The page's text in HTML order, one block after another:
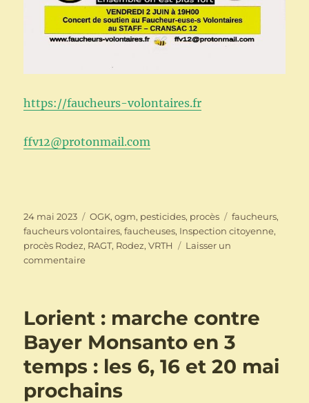
https://faucheurs-volontaires.fr
ffv12@protonmail.com
Publié
le
24 mai 2023 Catégories
OGK,ogm, pesticides, procès Étiquettes
faucheurs,
faucheurs volontaires,faucheuses, Inspection citoyenne,
procès Rodez, RAGT, Rodez,VRTH
Laisser un
commentairesur
Rodez
Procès
Faucheurs
Volontaires
suite
Lorient : marche contre
Bayer Monsanto en 3
temps : les 6, 16 et 20 mai
prochains